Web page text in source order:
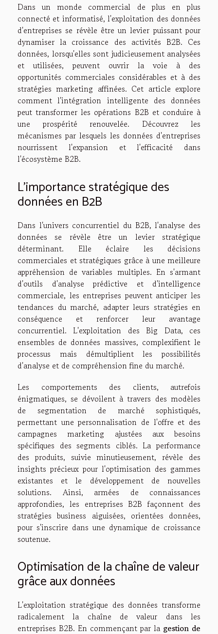
Dans un monde commercial de plus en plus
connecté et informatisé, l'exploitation des données
d'entreprises se révèle être un levier puissant pour
dynamiser la croissance des activités B2B. Ces
données, lorsqu'elles sont judicieusement analysées
et utilisées, peuvent ouvrir la voie à des
opportunités commerciales considérables et à des
stratégies marketing affinées. Cet article explore
comment l'intégration intelligente des données
peut transformer les opérations B2B et conduire à
une prospérité renouvelée. Découvrez les
mécanismes par lesquels les données d'entreprises
nourrissent l'expansion et l'efficacité dans
l'écosystème B2B.
L'importance stratégique des
données en B2B
Dans l'univers concurrentiel du B2B, l'analyse des
données se révèle être un levier stratégique
déterminant. Elle éclaire les décisions
commerciales et stratégiques grâce à une meilleure
appréhension de variables multiples. En s'armant
d'outils d'analyse prédictive et d'intelligence
commerciale, les entreprises peuvent anticiper les
tendances du marché, adapter leurs stratégies en
conséquence et renforcer leur avantage
concurrentiel. L'exploitation des Big Data, ces
ensembles de données massives, complexifient le
processus mais démultiplient les possibilités
d'analyse et de compréhension fine du marché.
Les comportements des clients, autrefois
énigmatiques, se dévoilent à travers des modèles
de segmentation de marché sophistiqués,
permettant une personnalisation de l'offre et des
campagnes marketing ajustées aux besoins
spécifiques des segments ciblés. La performance
des produits, suivie minutieusement, révèle des
insights précieux pour l'optimisation des gammes
existantes et le développement de nouvelles
solutions. Ainsi, armées de connaissances
approfondies, les entreprises B2B façonnent des
stratégies business aiguisées, orientées données,
pour s'inscrire dans une dynamique de croissance
soutenue.
Optimisation de la chaîne de valeur
grâce aux données
L'exploitation stratégique des données transforme
radicalement la chaîne de valeur dans les
entreprises B2B. En commençant par la gestion de